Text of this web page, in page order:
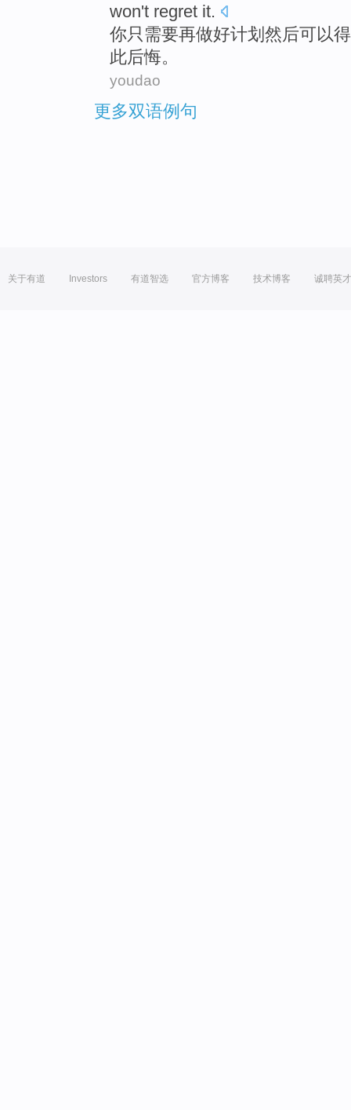
won't regret it.
你只需要再做好计划 然后可以
此后悔。
youdao
更多双语例句
关于有道 Investors 有道智选 官方博客 技术博客 诚聘英才